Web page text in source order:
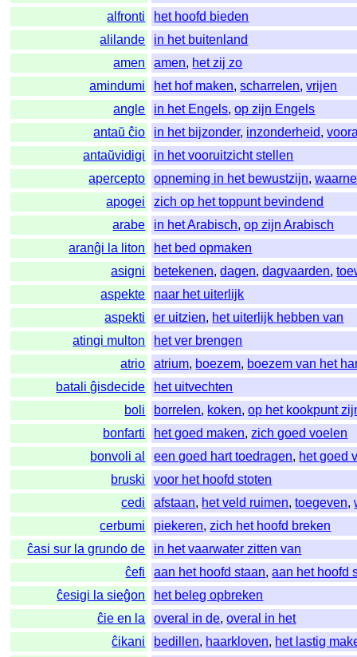
alfronti
het hoofd bieden
alilande
in het buitenland
amen
amen, het zij zo
amindumi
het hof maken,scharrelen,vrijen
angle
in het Engels,op zijn Engels
antaŭ ĉio
in het bijzonder, inzonderheid,
antaŭvidigi
in het vooruitzicht stellen
apercepto
opneming in het bewustzijn,
apogei
zich op het toppunt bevindend
arabe
in het Arabisch,op zijn Arabisch
aranĝi la liton
het bed opmaken
asigni
betekenen,dagen,dagvaarden,
aspekte
naar het uiterlijk
aspekti
er uitzien, het uiterlijk hebben van
atingi multon
het ver brengen
atrio
atrium, boezem, boezem van het
batali ĝisdecide
het uitvechten
boli
borrelen, koken,op het kookpunt
bonfarti
het goed maken,zich goed voelen
bonvoli al
een goed hart toedragen, het goed
bruski
voor het hoofd stoten
cedi
afstaan, het veld ruimen,toegeven,
cerbumi
piekeren,zich het hoofd breken
ĉasi sur la grundo de
in het vaarwater zitten van
ĉefi
aan het hoofd staan,aan het hoofd
ĉesigi la sieĝon
het beleg opbreken
ĉie en la
overal in de,overal in het
ĉikani
bedillen, haarkloven, het lastig